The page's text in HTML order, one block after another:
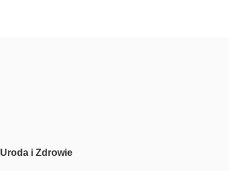
Uroda i Zdrowie